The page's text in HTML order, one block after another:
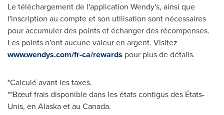
Le téléchargement de l'application Wendy's, ainsi que
l'inscription au compte et son utilisation sont nécessaires
pour accumuler des points et échanger des récompenses.
Les points n'ont aucune valeur en argent. Visitez
www.wendys.com/fr-ca/rewards pour plus de détails.
*Calculé avant les taxes.
**Bœuf frais disponible dans les états contigus des États-
Unis, en Alaskaet au Canada.